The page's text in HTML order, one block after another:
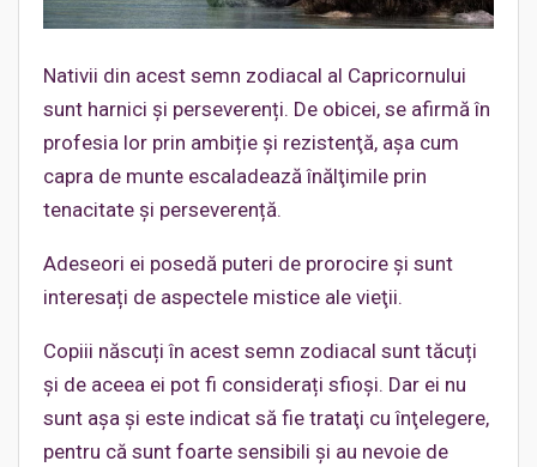
Nativii din acest semn zodiacal al Capricornului
sunt harnici și perseverenți. De obicei, se afirmă în
profesia lor prin ambiție și rezistenţă, aşa cum
capra de munte escaladează înălţimile prin
tenacitate și perseverență.
Adeseori ei posedă puteri de prorocire şi sunt
interesați de aspectele mistice ale vieţii.
Copiii născuți în acest semn zodiacal sunt tăcuți
și de aceea ei pot fi considerați sfioși. Dar ei nu
sunt așa și este indicat să fie trataţi cu înţelegere,
pentru că sunt foarte sensibili și au nevoie de